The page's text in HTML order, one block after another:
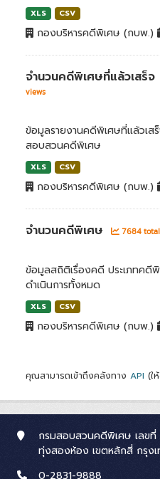
XLS CSV
กองบริหารคดีพิเศษ (กบพ.)
จำนวนคดีพิเศษที่แล้วเสร็จ
views
ข้อมูลรายงานคดีพิเศษที่แล้วเส
สอบสวนคดีพิเศษ
XLS CSV
กองบริหารคดีพิเศษ (กบพ.)
จำนวนคดีพิเศษ 7684
ข้อมูลสถิติเรื่องคดี ประเภทค
ดำเนินการทั้งหมด
XLS CSV
กองบริหารคดีพิเศษ (กบพ.)
คุณสามารถเข้าถึงคลังทาง API (ใ
กรมสอบสวนคดีพิเศษ เลข
ทุ่งสองห้อง เขตหลักสี่ กรุง
0-2831-9888